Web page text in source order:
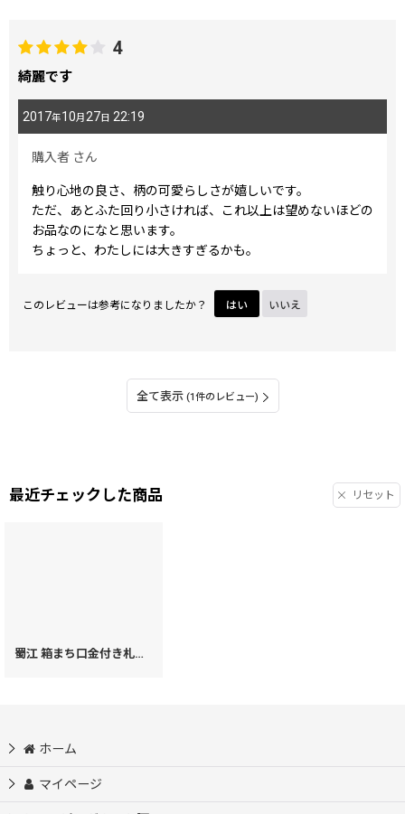
4
綺麗です
2017年10月 27 日 22:19
購入者 さん
触り心地の良さ、柄の可愛らしさが嬉しいです。
ただ、あとふた回り小さければ、これ以上は望めないほどの
お品なのになと思います。
ちょっと、わたしには大きすぎるかも。
このレビューは参考になりましたか？ はい いいえ
全て表示 (1件のレビュー)
最近チェックした商品 リセット
蜀江 箱まち口金付き札入れ［t］
ホーム
マイページ